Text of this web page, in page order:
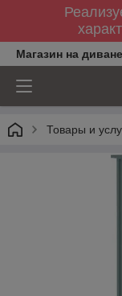
Магазин на диване
Товары и